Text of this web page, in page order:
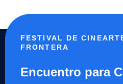
FESTIVAL DE
FRONTERA
Encuentro para